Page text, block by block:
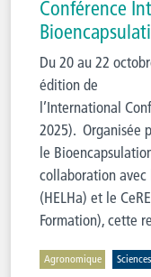
Conférence
Du 20 au 22
édition de
l’International
2025). Organisée
le
collaboration avec
(HELHa) et le
Formation), cette
Agronomique